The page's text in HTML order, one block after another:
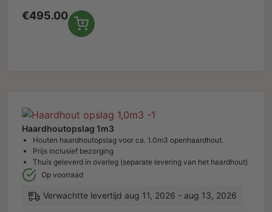
€495.00
Haardhoutopslag 1m3
Houten haardhoutopslag voor ca. 1.0m3 openhaardhout.
Prijs inclusief bezorging
Thuis geleverd in overleg (separate levering van het haardhout)
Op voorraad
Verwachtte levertijd aug 11, 2026 - aug 13, 2026